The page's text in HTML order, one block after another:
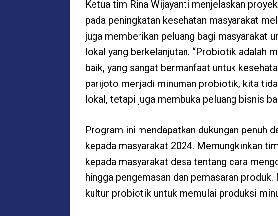
Ketua tim Rina Wijayanti menjelaskan proyek
pada peningkatan kesehatan masyarakat
juga memberikan peluang bagi masyarakat
lokal yang berkelanjutan. “Probiotik adalah
baik, yang sangat bermanfaat untuk
parijoto menjadi minuman probiotik, kita
lokal, tetapi juga membuka peluang bisnis
Program ini mendapatkan dukungan penuh
kepada masyarakat 2024. Memungkinkan
kepada masyarakat desa tentang cara
hingga pengemasan dan pemasaran
kultur probiotik untuk memulai produksi